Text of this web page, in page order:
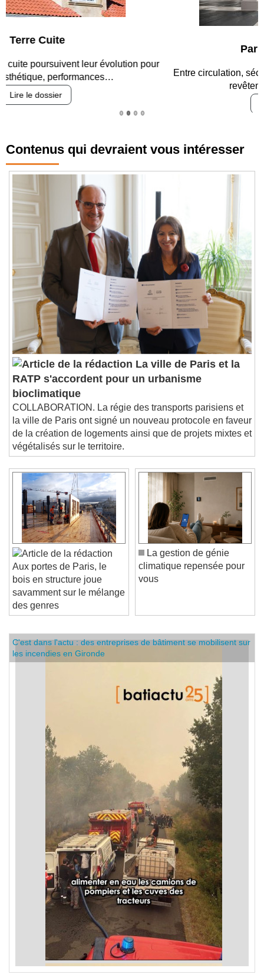
Entre circulation, sécurisation des accès, durabilité des
Contenus qui devraient vous intéresser
La ville de Paris et la
RATP s'accordent pour un urbanisme
bioclimatique
COLLABORATION. La régie des transports parisiens et
la ville de Paris ont signé un nouveau protocole en faveur
de la création de logements ainsi que de projets mixtes et
végétalisés sur le territoire.
Aux portes de Paris, le
bois en structure joue
savamment sur le mélange
des genres
La gestion de génie
climatique repensée pour
C'est dans l'actu : des entreprises de bâtiment se mobilisent sur
les incendies en Gironde